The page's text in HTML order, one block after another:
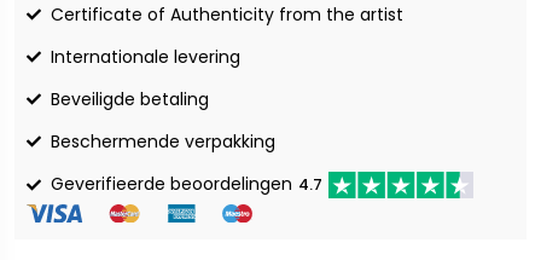
Certificate of Authenticity from the artist
Internationale levering
Beveiligde betaling
Beschermende verpakking
Geverifieerde beoordelingen 4.7